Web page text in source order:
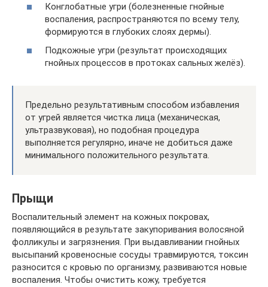
Конглобатные угри (болезненные гнойные
воспаления, распространяются по всему телу,
формируются в глубоких слоях дермы).
Подкожные угри (результат происходящих
гнойных процессов в протоках сальных желёз).
Предельно результативным способом избавления
от угрей является чистка лица (механическая,
ультразвуковая), но подобная процедура
выполняется регулярно, иначе не добиться даже
минимального положительного результата.
Прыщи
Воспалительный элемент на кожных покровах,
появляющийся в результате закупоривания волосяной
фолликулы и загрязнения. При выдавливании гнойных
высыпаний кровеносные сосуды травмируются, токсин
разносится с кровью по организму, развиваются новые
воспаления. Чтобы очистить кожу, требуется